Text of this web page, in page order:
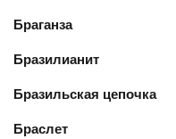
Браганза
Бразилианит
Бразильская цепочка
Браслет